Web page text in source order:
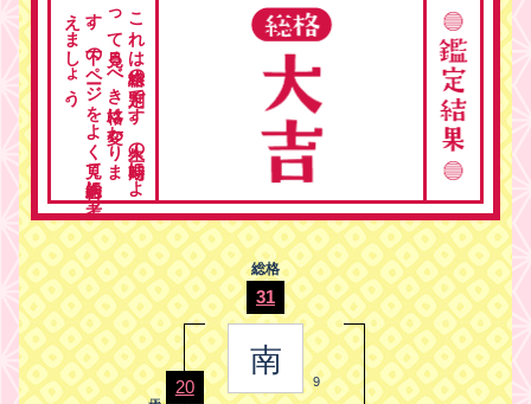
こ
れ
は
総格の
判定で
す
。
人生の
時期に
よ
っ
て
見る
べ
き
格は
変わ
り
ま
す
。
下の
ペ
ージ
を
よ
く
見て
総合的に
考
え
ま
し
ょ
う
。
総格
31
南
9
20